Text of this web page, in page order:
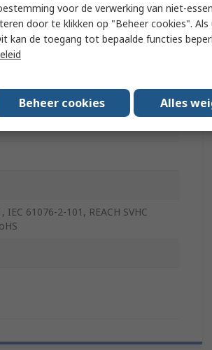
IEC 61076-2-101, REACH SVHC
voor de verwerking van niet-
door te klikken op "Beheer cookies".
kan de toegang tot bepaalde functies
Beheer cookies Alles